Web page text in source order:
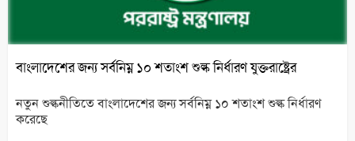
বাংলাদেশের জন্য সর্বনিম্ন ১০ শতাংশ শুল্ক নির্ধারণ যুক্তরাষ্ট্রের
নতুন শুল্কনীতিতে বাংলাদেশের জন্য সর্বনিম্ন ১০ শতাংশ শুল্ক নির্ধারণ
করেছে